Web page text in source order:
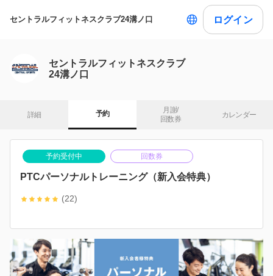
セントラルフィットネスクラブ24溝ノ口 ログイン
セントラルフィットネスクラブ
24溝ノ口
詳細 予約
月謝/
回数券
カレンダー
予約受付中 回数券
PTCパーソナルトレーニング（新入会特典）
(22)